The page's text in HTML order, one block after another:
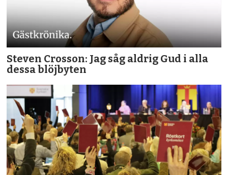
Steven Crosson: Jag såg aldrig Gud i alla
dessa blöjbyten